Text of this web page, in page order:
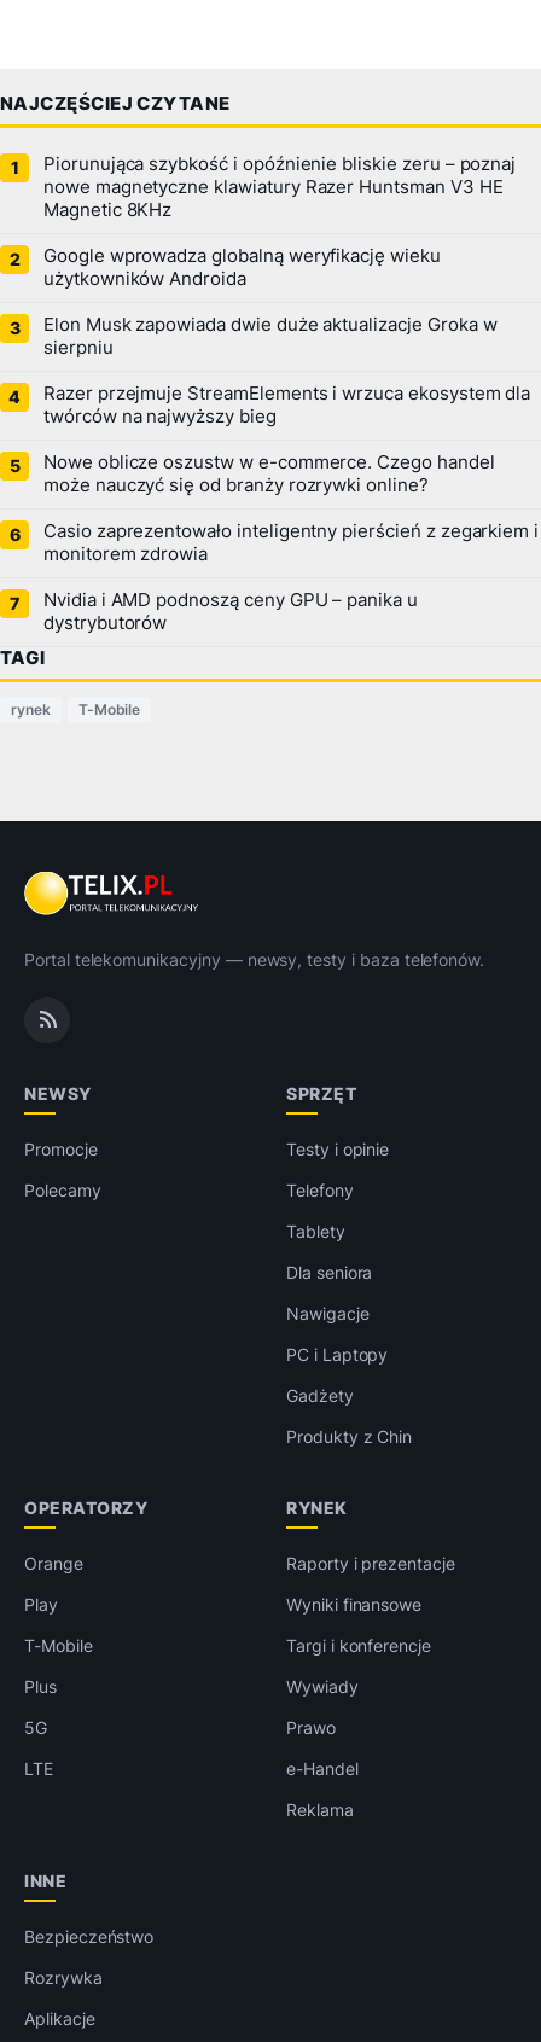
NAJCZĘŚCIEJ CZYTANE
Piorunująca szybkość i opóźnienie bliskie zeru – poznaj
nowe magnetyczne klawiatury Razer Huntsman V3 HE
Magnetic 8KHz
Google wprowadza globalną weryfikację wieku
użytkowników Androida
Elon Musk zapowiada dwie duże aktualizacje Groka w
sierpniu
Razer przejmuje StreamElements i wrzuca ekosystem dla
twórców na najwyższy bieg
Nowe oblicze oszustw w e-commerce. Czego handel
może nauczyć się od branży rozrywki online?
Casio zaprezentowało inteligentny pierścień z zegarkiem i
monitorem zdrowia
Nvidia i AMD podnoszą ceny GPU – panika u
dystrybutorów
TAGI
rynek T-Mobile
Portal telekomunikacyjny — newsy, testy i baza telefonów.
NEWSY
Promocje
Polecamy
SPRZĘT
Testy i opinie
Telefony
Tablety
Dla seniora
Nawigacje
PC i Laptopy
Gadżety
Produkty z Chin
OPERATORZY
Orange
Play
T-Mobile
Plus
5G
LTE
RYNEK
Raporty i prezentacje
Wyniki finansowe
Targi i konferencje
Wywiady
Prawo
e-Handel
Reklama
INNE
Bezpieczeństwo
Rozrywka
Aplikacje